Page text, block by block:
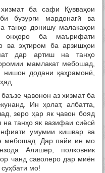
ба сафи Қувваҳои
бузурги мардонагӣ ва
танҳо донишу малакаҳои
онҳоро ба маърифати
ва эҳтиром ба арзишҳои
дар артиш на танҳо
мамлакат мебошад,
додани қаҳрамонӣ,
ҷавонон аз хизмат ба
Ин ҳолат, албатта,
зеро ҳар як ҷавон бояд
танҳо як вазифаи сиёсӣ
умумии кишвар ва
мебошад. Дар пайи ин мо
Алишер, полковник
чанд саволеро дар миён
мо!